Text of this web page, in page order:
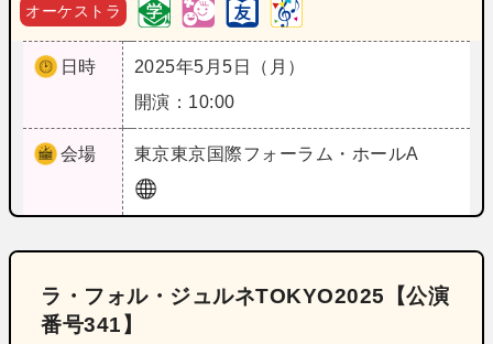
オーケストラ
日時
2025年5月5日（月）
開演：10:00
会場 東京東京国際フォーラム・ホールA
ラ・フォル・ジュルネTOKYO2025【公演
番号341】